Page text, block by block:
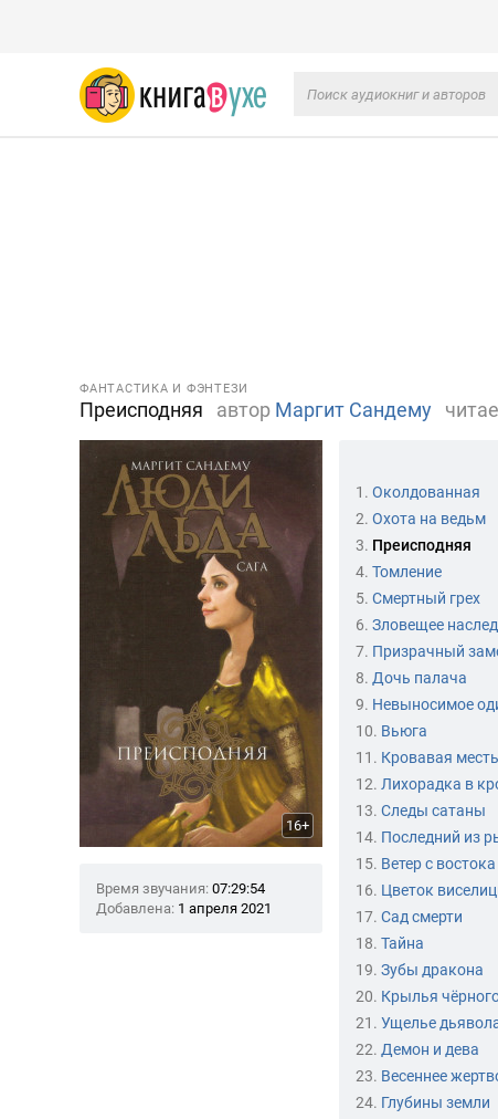
ФАНТАСТИКА И ФЭНТЕЗИ
Преисподняя автор Маргит Сандему
16+
Время звучания: 07:29:54
Добавлена: 1 апреля 2021
1. Околдованная
2. Охота на ведьм
3. Преисподняя
4. Томление
5. Смертный грех
6. Зловещее
7. Призрачный
8. Дочь палача
9. Невыносимое
10. Вьюга
11. Кровавая месть
12. Лихорадка в
13. Следы сатаны
14. Последний из
15. Ветер с востока
16. Цветок
17. Сад смерти
18. Тайна
19. Зубы дракона
20. Крылья
21. Ущелье
22. Демон и дева
23. Весеннее
24. Глубины земли